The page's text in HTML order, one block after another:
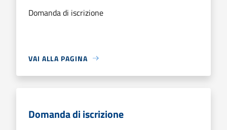
Domanda di iscrizione
VAI ALLA PAGINA
Domanda di iscrizione